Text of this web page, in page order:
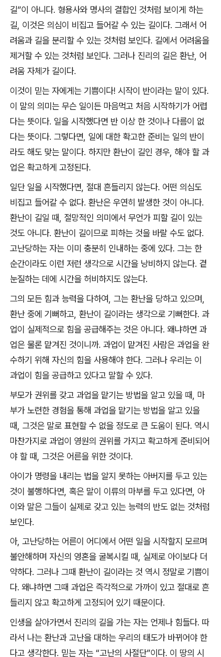
길”이 아니다. 형용사와 명사의 결합인 것처럼 보이게 하는
길 이것은 의심이 비집고 들어갈 수 있는 길이다. 그래서 어
려움과 길을 분리할 수 있는 것처럼 보인다. 길에서 어려움을
제거할 수 있는 것처럼 보인다. 그러나 진리의 길은 환난, 어
려움 자체가 길이다.
이것이 믿는 자에게는 기쁨이다! 시작이 반이라는 말이 있다.
이 말의 의미는 무슨 일이든 마음먹고 처음 시작하기가 어렵
다는 뜻이다. 일을 시작했다면 반 이상 한 것이나 다름이 없
다는 뜻이다. 그렇다면 일에 대한 확고한 준비는 일의 반이
라도 해도 맞는 말이다. 하지만 환난이 길인 경우 해야 할 과
업은 확고하게 고정된다.
일단 일을 시작했다면 절대 흔들리지 않는다. 어떤 의심도
비집고 들어갈 수 없다. 환난은 우연히 발생한 것이 아니다.
환난이 길일 때 절망적인 의미에서 무언가 피할 길이 있는
것도 아니다. 환난이 길이므로 피하는 것을 바랄 수도 없다.
고난당하는 자는 이미 충분히 인내하는 중에 있다. 그는 한
순간이라도 이런 저런 생각으로 시간을 낭비하지 않는다. 곁
눈질하는 데에 시간을 허비하지도 않는다.
그의 모든 힘과 능력을 다하여 그는 환난을 당하고 있으며
환난 중에 기뻐하고 환난이 길이라는 생각으로 기뻐한다. 과
업이 실제적으로 힘을 공급해주는 것은 아니다. 왜냐하면 과
업은 물론 맡겨진 것이니까. 과업이 맡겨진 사람은 과업을 완
수하기 위해 자신의 힘을 사용해야 한다. 그러나 우리는 이
과업이 힘을 공급하고 있다고 말할 수 있다.
부모가 권위를 갖고 과업을 맡기는 방법을 알고 있을 때 마
부가 노련한 경험을 통해 과업을 맡기는 방법을 알고 있을
때 그것은 말로 표현할 수 없을 정도로 큰 도움이 된다. 역시
마찬가지로 과업이 영원의 권위를 가지고 확고하게 준비되어
야 할 때 그것은 어른을 위한 것이다.
아이가 명령을 내리는 법을 알지 못하는 아버지를 두고 있는
것이 불행하다면 혹은 말이 이류의 마부를 두고 있다면 아
이와 말은 그들이 실제로 갖고 있는 능력의 반도 없는 것처럼
보인다.
아, 고난당하는 어른이 어디에서 어떤 일을 시작할지 모르며
불안해하며 자신의 영혼을 굴복시킬 때, 실제로 아이보다 더
약하다. 그러나 그때 환난이 길이라는 것 역시 정말로 기쁨이
다. 왜냐하면 그때 과업은 즉각적으로 가까이 있고 절대로 흔
들리지 않고 확고하게 고정되어 있기 때문이다.
인생을 살아가면서 진리의 길을 가는 자는 언제나 힘들다. 따
라서 나는 환난과 고난을 대하는 우리의 태도가 바뀌어야 한
다고 생각한다. 믿는 자는 “고난의 사절단”이다. 이 땅의 시